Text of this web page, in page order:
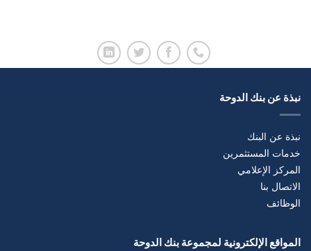
نبذة عن بنك الدوحة
نبذة عن البنك
خدمات المستثمرين
المركز الإعلامي
الاتصال بنا
الوظائف
المواقع الإلكترونية لمجموعة بنك الدوحة